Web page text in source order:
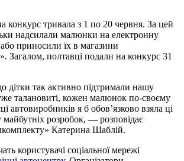
конкурс тривала з 1 по 20 червня. За цей
надсилали малюнки на електронну
приносили їх в магазини
Загалом, полтавці подали на конкурс 31
так активно підтримали нашу
талановиті, кожен малюнок по-своєму
автовиробників я б обов’язково взяла ці
розробок, — розповідає
Катерина Шаблій.
користувачі соціальної мережі